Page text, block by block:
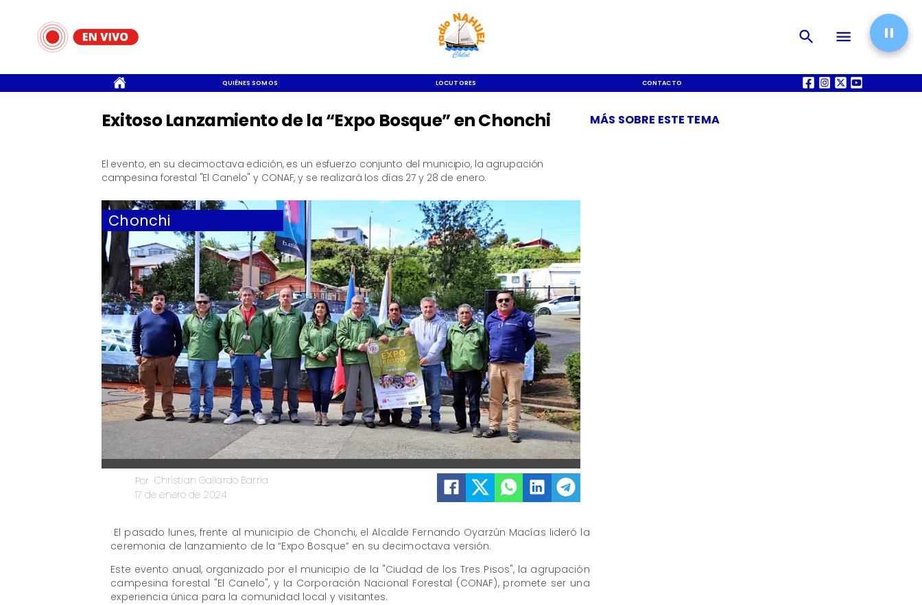
QUIÉNES SOMOS LOCUTORES CONTACTO QUIÉNES SOMOS
Chonchi
Christian Gallardo Barria
Por
17 de enero de 2024
MÁS SOBRE ESTE TEMA
Exitoso Lanzamiento de la “Expo Bosque” en Chonchi
El evento, en su decimoctava edición, es un esfuerzo conjunto del municipio, la agrupación
campesina forestal "El Canelo" y CONAF, y se realizará los días 27 y 28 de enero.
El pasado lunes, frente al municipio de Chonchi, el Alcalde Fernando Oyarzún Macías lideró la
ceremonia de lanzamiento de la “Expo Bosque” en su decimoctava versión.
Este evento anual, organizado por el municipio de la "Ciudad de los Tres Pisos", la agrupación
campesina forestal "El Canelo", y la Corporación Nacional Forestal (CONAF), promete ser una
experiencia única para la comunidad local y visitantes.